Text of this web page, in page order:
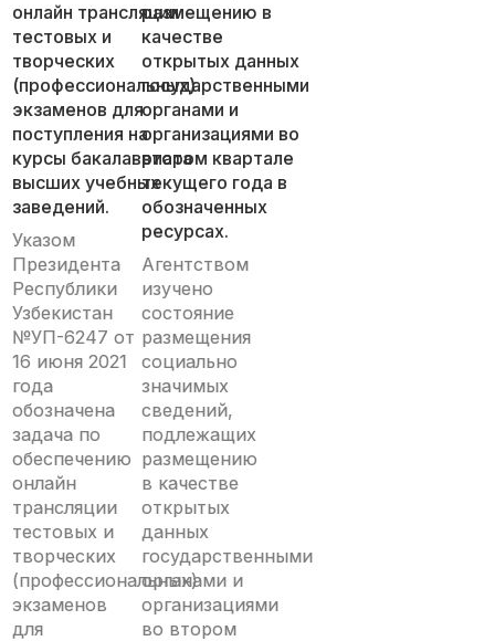
онлайн трансляции
тестовых и
творческих
(профессиональных)
экзаменов для
поступления на
курсы бакалавриата
высших учебных
заведений.
Указом
Президента
Республики
Узбекистан
№УП-6247 от
16 июня 2021
года
обозначена
задача по
обеспечению ​​
онлайн
трансляции
тестовых и
творческих
(профессиональных)
экзаменов
для
размещению в
качестве
открытых данных
государственными
органами и
организациями во
втором квартале
текущего года в
обозначенных
ресурсах.
Агентством
изучено
состояние
размещения
социально
значимых
сведений,
подлежащих
размещению
в качестве
открытых
данных
государственными
органами и
организациями
во втором